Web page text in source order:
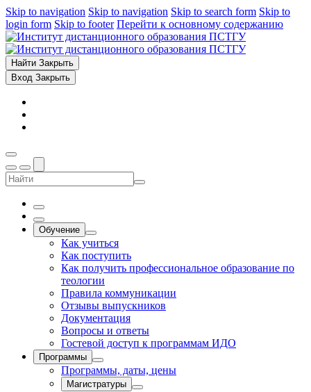
Skip to navigation Skip to navigation Skip to search form Skip to
login form Skip to footer Перейти к основному содержанию
Найти Закрыть
Вход Закрыть
Обучение
Как учиться
Как поступить
Как получить профессиональное образование по
теологии
Правила коммуникации
Отзывы выпускников
Документация
Вопросы и ответы
Гостевой доступ к программам ИДО
Программы
Программы, даты, цены
Магистратуры